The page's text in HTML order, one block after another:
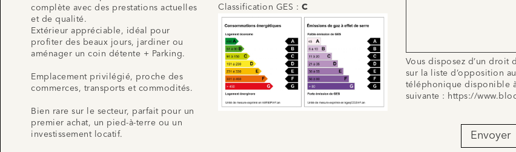
complète avec des prestations actuelles
et de qualité.
Extérieur appréciable, idéal pour
profiter des beaux jours, jardiner ou
aménager un coin détente + Parking.
Emplacement privilégié, proche des
commerces, transports et commodités.
Bien rare sur le secteur, parfait pour un
premier achat, un pied-à-terre ou un
investissement locatif.
Classification GES : C
Vous disposez d’un droit
sur la liste d’opposition
téléphonique disponible à
suivante : https://
Envoyer